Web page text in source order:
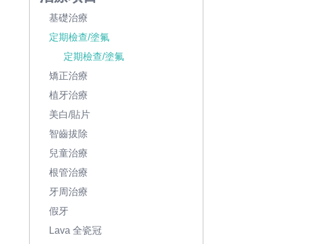
基礎治療
定期檢查/塗氟
定期檢查/塗氟
矯正治療
植牙治療
美白/貼片
智齒拔除
兒童治療
根管治療
牙周治療
假牙
Lava 全瓷冠